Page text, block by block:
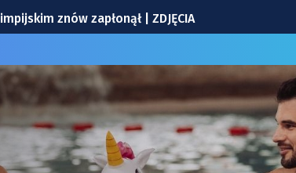
znów zapłonął | ZDJĘCIA
Głównym we Wrocławiu | TERMINY
na Al. Krzywoustego
w św. Elżbiecie w piątek 24.07